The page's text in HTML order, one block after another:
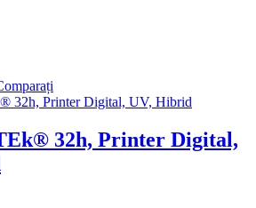
32h, Printer Digital,